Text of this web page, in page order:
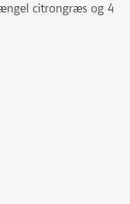
citrongræs og 4